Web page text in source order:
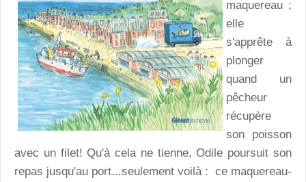
maquereau ;
elle
s'apprête à
plonger
quand un
pêcheur
récupère
son poisson
avec un filet! Qu'à cela ne tienne, Odile poursuit son
repas jusqu'au port...seulement voilà : ce maquereau-